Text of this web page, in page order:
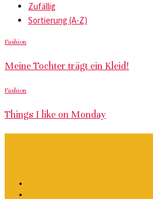
Zufällig
Sortierung (A-Z)
Fashion
Meine Tochter trägt ein Kleid!
Fashion
Things I like on Monday